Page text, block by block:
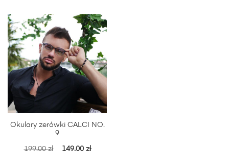
Okulary zerówki CALCI NO.
9
199.00zł 149.00 zł